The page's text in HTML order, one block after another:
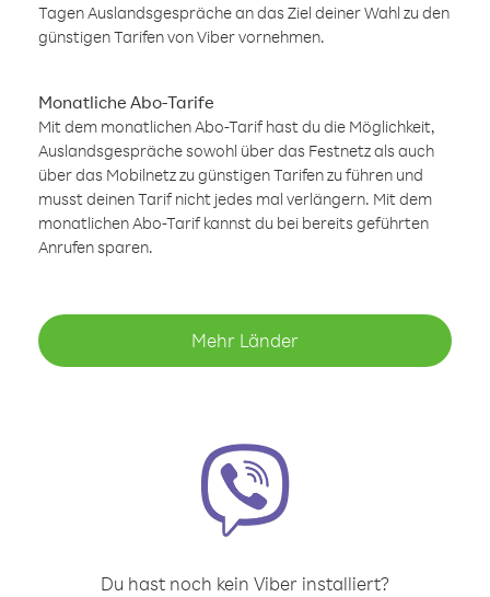
Tagen Auslandsgespräche an das Ziel deiner Wahl zu den
günstigen Tarifen von Viber vornehmen.
Monatliche Abo-Tarife
Mit dem monatlichen Abo-Tarif hast du die Möglichkeit,
Auslandsgespräche sowohl über das Festnetz als auch
über das Mobilnetz zu günstigen Tarifen zu führen und
musst deinen Tarif nicht jedes mal verlängern. Mit dem
monatlichen Abo-Tarif kannst du bei bereits geführten
Anrufen sparen.
Mehr Länder
Du hast noch kein Viber installiert?